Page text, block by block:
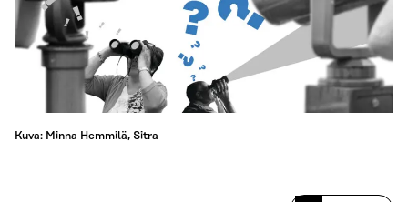
Kuva: Minna Hemmilä, Sitra